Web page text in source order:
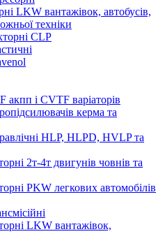
LKW вантажівок, автобусів,
техніки
CLP
акпп і CVTF варіаторів
керма та
HLP, HLPD, HVLP та
2т-4т двигунів човнів та
PKW легкових автомобілів
LKW вантажівок,